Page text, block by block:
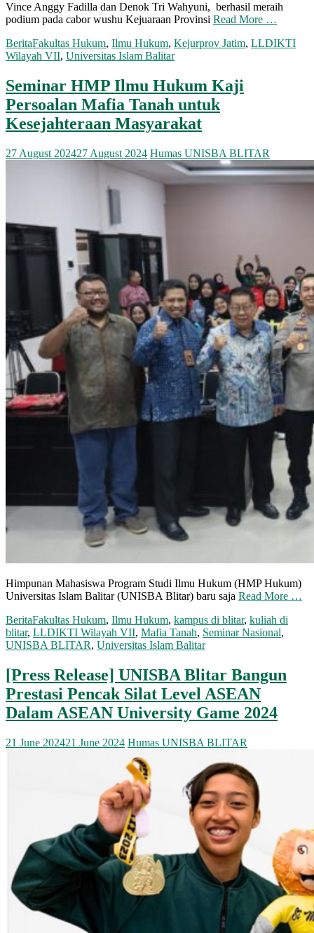
Vince Anggy Fadilla dan Denok Tri Wahyuni, berhasil meraih
podium pada cabor wushu Kejuaraan Provinsi Read More …
BeritaFakultas Hukum, Ilmu Hukum, Kejurprov Jatim, LLDIKTI
Wilayah VII, Universitas Islam Balitar
Seminar HMP Ilmu Hukum Kaji
Persoalan Mafia Tanah untuk
Kesejahteraan Masyarakat
27 August 202427 August 2024 Humas UNISBA BLITAR
Himpunan Mahasiswa Program Studi Ilmu Hukum (HMP Hukum)
Universitas Islam Balitar (UNISBA Blitar) baru saja Read More …
BeritaFakultas Hukum, Ilmu Hukum, kampus di blitar, kuliah di
blitar, LLDIKTI Wilayah VII, Mafia Tanah, Seminar Nasional,
UNISBA BLITAR, Universitas Islam Balitar
[Press Release] UNISBA Blitar Bangun
Prestasi Pencak Silat Level ASEAN
Dalam ASEAN University Game 2024
21 June 202421 June 2024 Humas UNISBA BLITAR